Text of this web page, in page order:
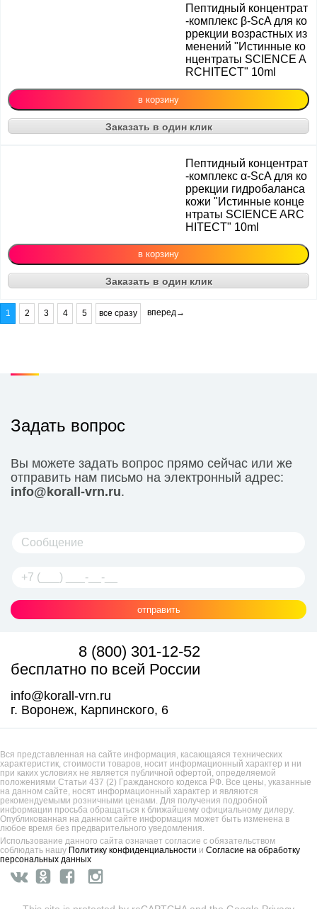
Пептидный концентрат
-комплекс β-ScA для ко
ррекции возрастных из
менений "Истинные ко
нцентраты SCIENCE A
RCHITECT" 10ml
Заказать в один клик
Пептидный концентрат
-комплекс α-ScA для ко
ррекции гидробаланса
кожи "Истинные конце
нтраты SCIENCE ARC
HITECT" 10ml
Заказать в один клик
1 2 3 4 5 все сразу вперед→
Задать вопрос
Вы можете задать вопрос прямо сейчас или же
отправить нам письмо на электронный адрес:
info@korall-vrn.ru.
отправить
8 (800) 301-12-52
бесплатно по всей России
info@korall-vrn.ru
г. Воронеж, Карпинского, 6
Вся представленная на сайте информация, касающаяся технических
характеристик, стоимости товаров, носит информационный характер и ни
при каких условиях не является публичной офертой, определяемой
положениями Статьи 437 (2) Гражданского кодекса РФ. Все цены, указанные
на данном сайте, носят информационный характер и являются
рекомендуемыми розничными ценами. Для получения подробной
информации просьба обращаться к ближайшему официальному дилеру.
Опубликованная на данном сайте информация может быть изменена в
любое время без предварительного уведомления.
Использование данного сайта означает согласие с обязательством
соблюдать нашу Политику конфиденциальности и Согласие на обработку
персональных данных